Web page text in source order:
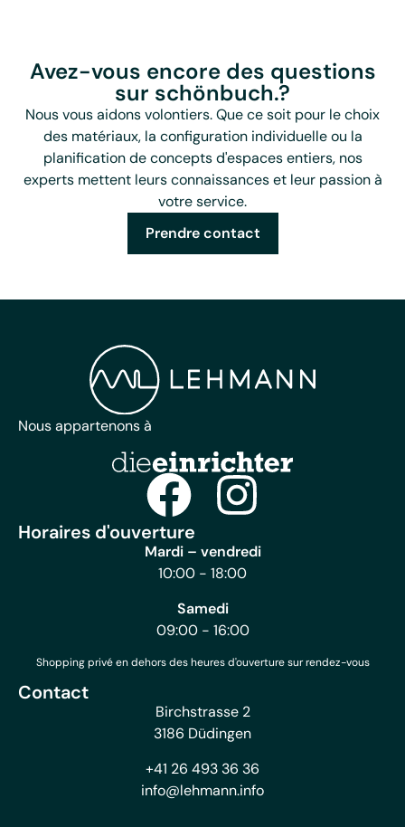
Avez-vous encore des questions
sur schönbuch.?
Nous vous aidons volontiers. Que ce soit pour le choix
des matériaux, la configuration individuelle ou la
planification de concepts d'espaces entiers, nos
experts mettent leurs connaissances et leur passion à
votre service.
Prendre contact
Nous appartenons à
Horaires d'ouverture
Mardi – vendredi
10:00 - 18:00
Samedi
09:00 - 16:00
Shopping privé en dehors des heures d'ouverture sur rendez-vous
Contact
Birchstrasse 2
3186 Düdingen
+41 26 493 36 36
info@lehmann.info